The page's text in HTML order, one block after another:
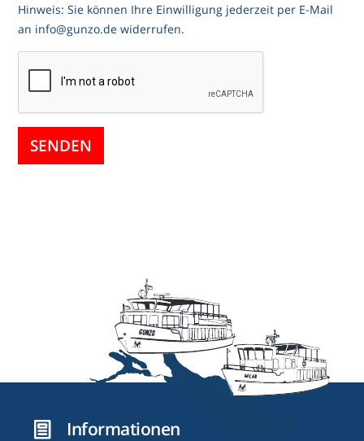
Hinweis: Sie können Ihre Einwilligung jederzeit per E-Mail
an info@gunzo.de widerrufen.
Informationen